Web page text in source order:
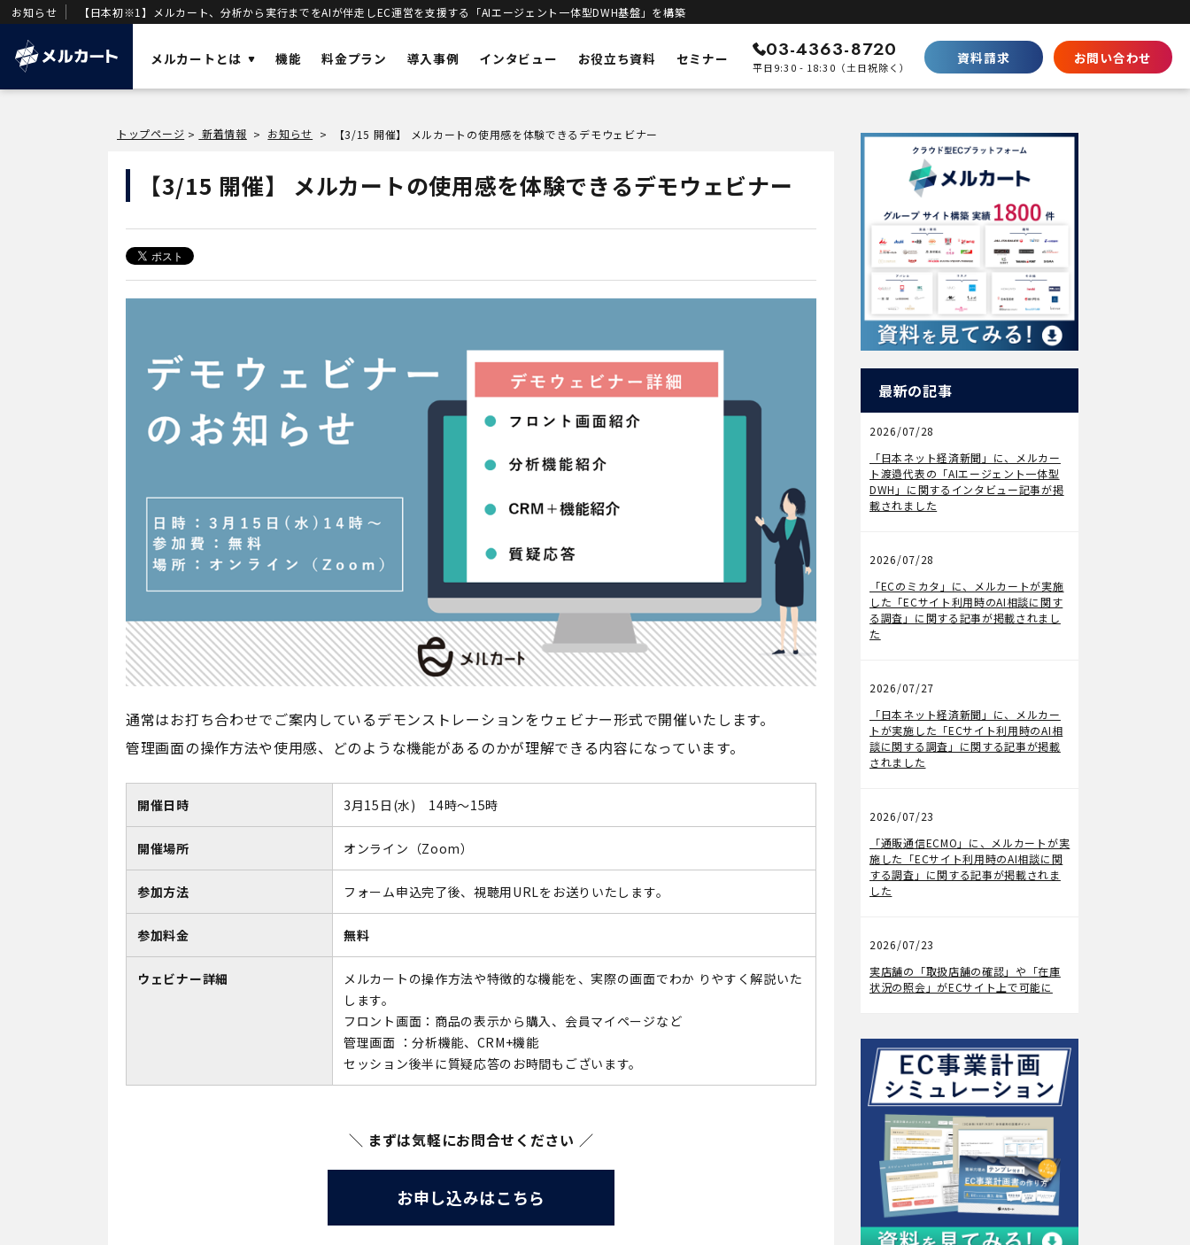
お知らせ 【日本初※1】メルカート、分析から実行までをAIが伴走しEC運営を支援する「AIエージェント一体型DWH基盤」を構築
メルカートとは
メルカートとは？
売上を加速させる「AIエージェント一体型
OMO 立ち上げサポート
セキュリティ
Shopifyとの違い
SaaS型ECの徹底比較
ecbeingとの違い
パッケージとの棲み分け
パートナープログラムはこちら
機能 料金プラン 導入事例 インタビュー お役立ち資料 セミナー お問い合わせ
資料請求
03-4363-8720
平日9:30 - 18:30（土日祝除く）
トップページ > 新着情報 > お知らせ > 【3/15 開催】 メルカートの使用感を体験できるデモウェビナー
【3/15 開催】 メルカートの使用感を体験できるデモウェビナー
通常はお打ち合わせでご案内しているデモンストレーションをウェビナー形式で開催いたします。
管理画面の操作方法や使用感、どのような機能があるのかが理解できる内容になっています。
開催日時 3月15日(水) 14時～15時
開催場所 オンライン（Zoom）
参加方法 フォーム申込完了後、視聴用URLをお送りいたします。
参加料金 無料
ウェビナー詳細
メルカートの操作方法や特徴的な機能を、実際の画面でわか りやすく解説いた
します。
フロント画面：商品の表示から購入、会員マイページなど
管理画面 ：分析機能、CRM+機能
セッション後半に質疑応答のお時間もございます。
＼ まずは気軽にお問合せください ／
お申し込みはこちら
最新の記事
2026/07/28
「日本ネット経済新聞」に、メルカー
ト渡邉代表の「AIエージェント一体型
DWH」に関するインタビュー記事が掲
載されました
2026/07/28
「ECのミカタ」に、メルカートが実施
した「ECサイト利用時のAI相談に関す
る調査」に関する記事が掲載されまし
た
2026/07/27
「日本ネット経済新聞」に、メルカー
トが実施した「ECサイト利用時のAI相
談に関する調査」に関する記事が掲載
されました
2026/07/23
「通販通信ECMO」に、メルカートが実
施した「ECサイト利用時のAI相談に関
する調査」に関する記事が掲載されま
した
2026/07/23
実店舗の「取扱店舗の確認」や「在庫
状況の照会」がECサイト上で可能に